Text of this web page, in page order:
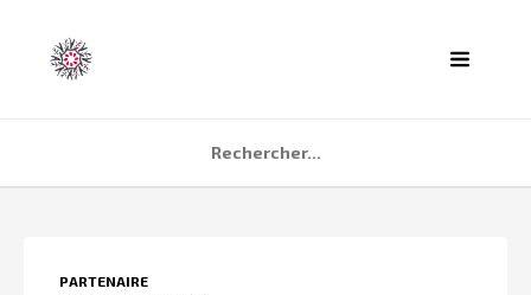
PARTENAIRE